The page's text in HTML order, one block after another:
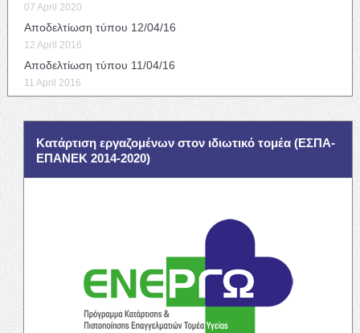
07 April 2020
Αποδελτίωση τύπου 12/04/16
12 April 2016
Αποδελτίωση τύπου 11/04/16
11 April 2016
Κατάρτιση εργαζομένων στον ιδιωτικό τομέα (ΕΣΠΑ-
ΕΠΑΝΕΚ 2014-2020)